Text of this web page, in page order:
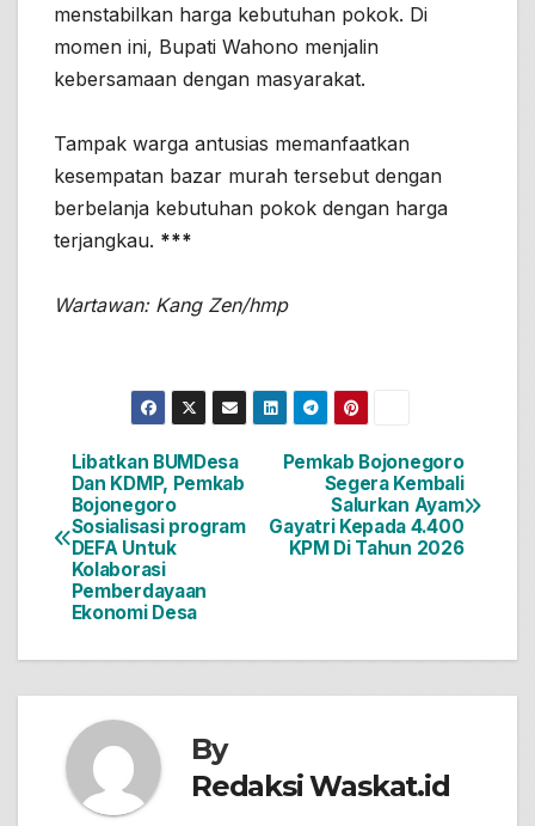
menstabilkan harga kebutuhan pokok. Di
momen ini, Bupati Wahono menjalin
kebersamaan dengan masyarakat.
Tampak warga antusias memanfaatkan
kesempatan bazar murah tersebut dengan
berbelanja kebutuhan pokok dengan harga
terjangkau. ***
Wartawan: Kang Zen/hmp
Navigasi
pos
Pemkab Bojonegoro
Segera Kembali
Salurkan Ayam
Gayatri Kepada 4.400
KPM Di Tahun 2026
Libatkan BUMDesa
Dan KDMP, Pemkab
Bojonegoro
Sosialisasi program
DEFA Untuk
Kolaborasi
Pemberdayaan
Ekonomi Desa
By
Redaksi Waskat.id